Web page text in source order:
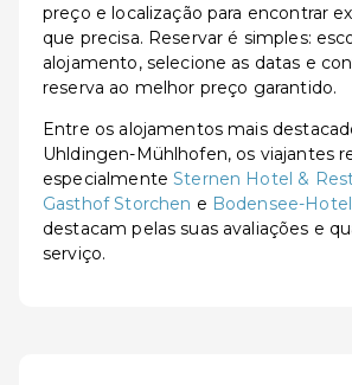
preço e localização para encontrar
que precisa. Reservar é simples:
alojamento, selecione as datas e
reserva ao melhor preço garantido.
Entre os alojamentos mais
Uhldingen-Mühlhofen, os viajantes
especialmenteSternen Hotel &
Gasthof Storchen e Bodensee-
destacam pelas suas avaliações e
serviço.